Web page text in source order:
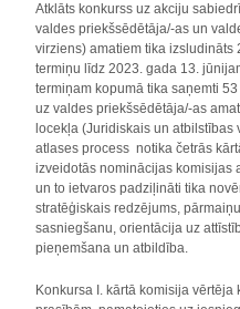
Atklāts konkurss uz akciju
valdes priekšsēdētāja/-as un
virziens) amatiem tika
termiņu līdz 2023. gada 13.
termiņam kopumā tika saņemti
uz valdes priekšsēdētāja/-as
locekļa (Juridiskais un
atlases process notika četrās
izveidotās nominācijas komisijas
un to ietvaros padziļināti tika
stratēģiskais redzējums,
sasniegšanu, orientācija uz
pieņemšana un atbildība.
Konkursa I. kārtā komisija